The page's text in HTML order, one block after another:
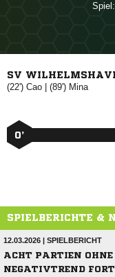
Spiel:
SV
(22')  | (89') 
0’
SPIELBERICHTE &
12.03.2026 | SPIELBERICHT
ACHT PARTIEN
NEGATIVTREND FORT